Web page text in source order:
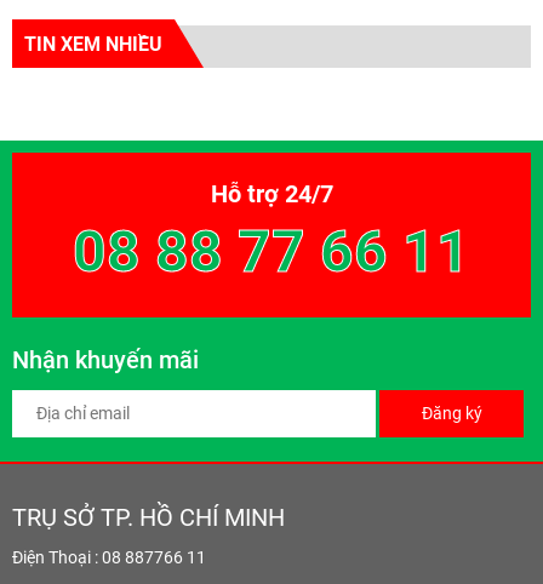
TIN XEM NHIỀU
Hỗ trợ 24/7
08 88 77 66 11
Nhận khuyến mãi
Đăng ký
TRỤ SỞ TP. HỒ CHÍ MINH
Điện Thoại : 08 887766 11